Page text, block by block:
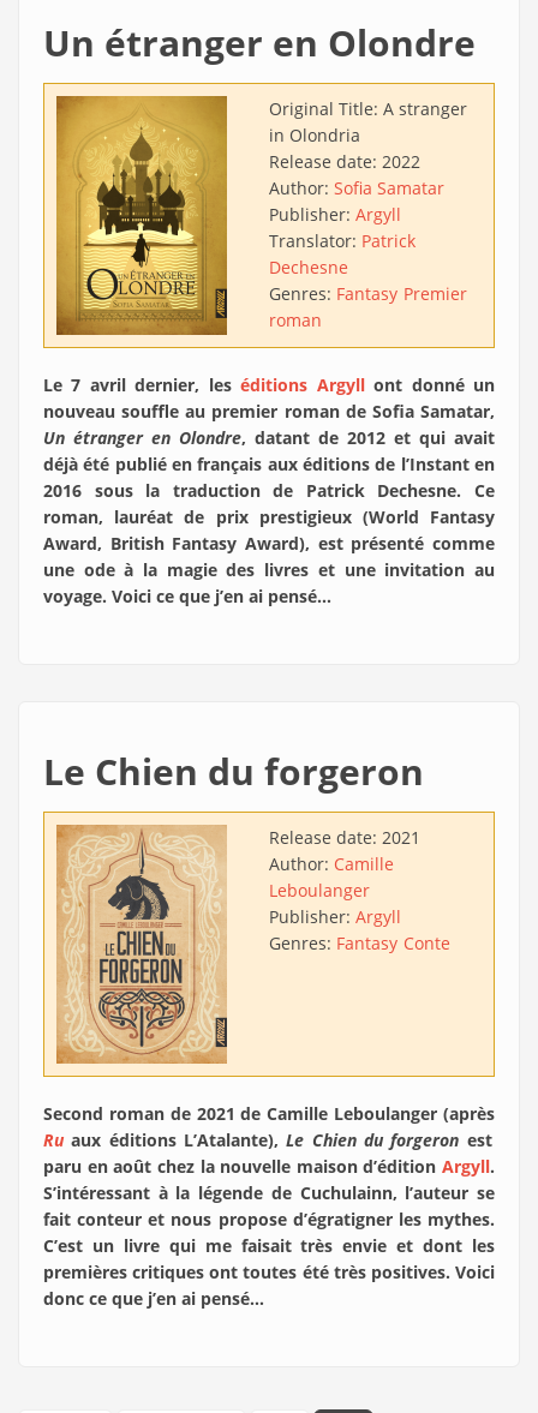
Un étranger en Olondre
Original Title: A stranger
in Olondria
Release date: 2022
Author: Sofia Samatar
Publisher: Argyll
Translator: Patrick
Dechesne
Genres: Fantasy Premier
roman
Le 7 avril dernier, leséditions Argyllont donné un
nouveau souffle au premier roman de Sofia Samatar,
Un étranger en Olondre, datant de 2012 et qui avait
déjà été publié en français aux éditions de l’Instant en
2016 sous la traduction de Patrick Dechesne. Ce
roman, lauréat de prix prestigieux (World Fantasy
Award, British Fantasy Award), est présenté comme
une ode à la magie des livres et une invitation au
voyage. Voici ce que j’en ai pensé…
Le Chien du forgeron
Release date: 2021
Author: Camille
Leboulanger
Publisher: Argyll
Genres: Fantasy Conte
Second roman de 2021 de Camille Leboulanger (après
Ru aux éditions L’Atalante),Le Chien du forgeron est
paru en août chez la nouvelle maison d’édition Argyll.
S’intéressant à la légende de Cuchulainn, l’auteur se
fait conteur et nous propose d’égratigner les mythes.
C’est un livre qui me faisait très envie et dont les
premières critiques ont toutes été très positives. Voici
donc ce que j’en ai pensé…